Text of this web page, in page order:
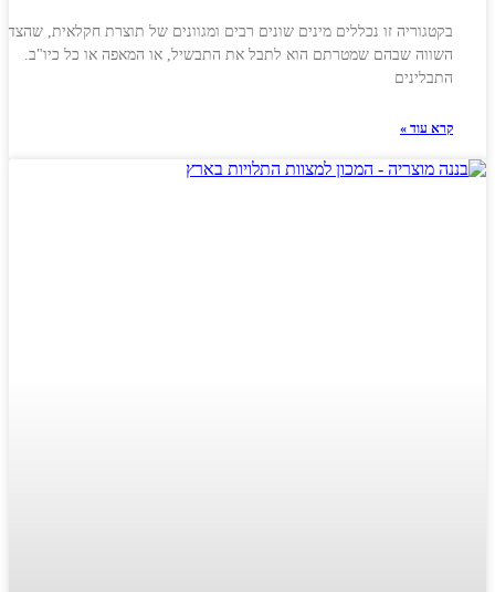
בקטגוריה זו נכללים מינים שונים רבים ומגוונים של תוצרת חקלאית, שהצד
השווה שבהם שמטרתם הוא לתבל את התבשיל, או המאפה או כל כיו"ב.
התבלינים
קרא עוד »